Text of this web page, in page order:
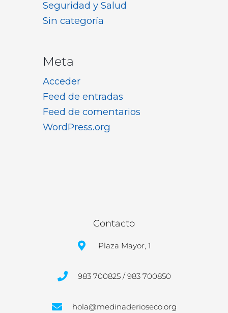
Seguridad y Salud
Sin categoría
Meta
Acceder
Feed de entradas
Feed de comentarios
WordPress.org
Contacto
Plaza Mayor, 1
983 700825 / 983 700850
hola@medinaderioseco.org